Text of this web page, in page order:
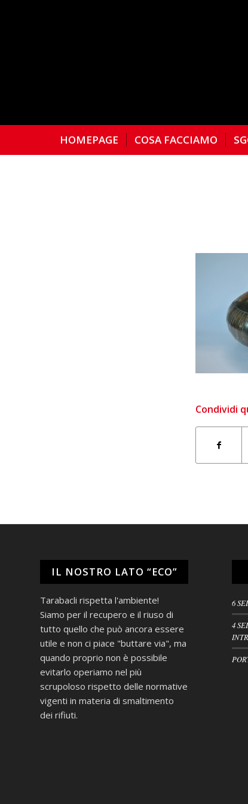
HOMEPAGE COSA FACCIAMO
Condividi
IL NOSTRO LATO “ECO”
Tarabacli rispetta l'ambiente!
Siamo per il recupero e il riuso di
tutto quello che può ancora essere
utile e non ci piace "buttare via", ma
quando proprio non è possibile
evitarlo operiamo nel più
scrupoloso rispetto delle normative
vigenti in materia di smaltimento
dei rifiuti.
6
4